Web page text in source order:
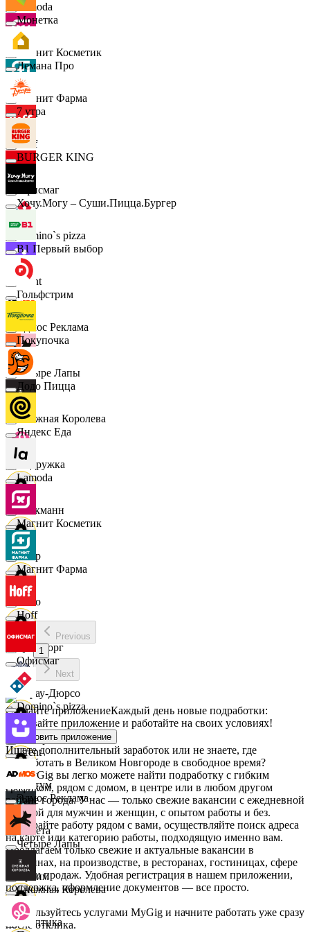
Lamoda
Магнит Косметик
Магнит Фарма
Hoff
Офисмаг
Domino`s pizza
Urent
Эдмос Реклама
Четыре Лапы
Снежная Королева
Подружка
Стокманн
Cпар
demo
Мираторг
Абрау-Дюрсо
Авиор
Альтум
Аркета
Архим
Асептика
Монетка
Лемана Про
7 утра
BURGER KING
Хочу.Могу – Суши.Пицца.Бургер
B1 Первый выбор
Гольфстрим
Покупочка
Додо Пицца
Яндекс Еда
Lamoda
Магнит Косметик
Магнит Фарма
Hoff
Офисмаг
Domino`s pizza
Urent
Эдмос Реклама
Четыре Лапы
Снежная Королева
Previous
1
Next
Скачайте приложениеКаждый день новые подработки:
скачивайте приложение и работайте на своих условиях!
Установить приложение
Ищете дополнительный заработок или не знаете, где
подработать в Великом Новгороде в свободное время?
На MyGig вы легко можете найти подработку с гибким
графиком, рядом с домом, в центре или в любом другом
районе города. У нас — только свежие вакансии с ежедневной
оплатой для мужчин и женщин, с опытом работы и без.
Выбирайте работу рядом с вами, осуществляйте поиск адреса
на карте или категорию работы, подходящую именно вам.
Предлагаем только свежие и актуальные вакансии в
магазинах, на производстве, в ресторанах, гостиницах, сфере
услуг и продаж. Удобная регистрация в нашем приложении,
поддержка, оформление документов — все просто.
Воспользуйтесь услугами MyGig и начните работать уже сразу
после отклика.